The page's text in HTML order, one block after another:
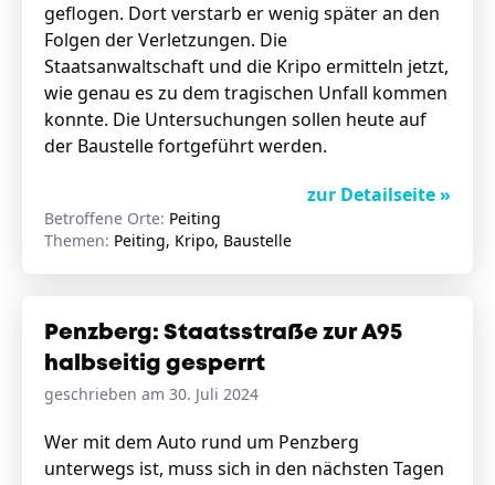
geflogen. Dort verstarb er wenig später an den
Folgen der Verletzungen. Die
Staatsanwaltschaft und die Kripo ermitteln jetzt,
wie genau es zu dem tragischen Unfall kommen
konnte. Die Untersuchungen sollen heute auf
der Baustelle fortgeführt werden.
zur Detailseite »
Betroffene Orte: Peiting
Themen: Peiting, Kripo, Baustelle
Penzberg: Staatsstraße zur A95
halbseitig gesperrt
geschrieben am 30. Juli 2024
Wer mit dem Auto rund um Penzberg
unterwegs ist, muss sich in den nächsten Tagen